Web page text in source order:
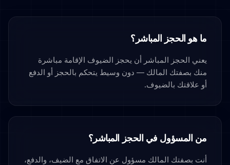
ما هو الحجز المباشر؟
يعني الحجز المباشر أن يحجز الضيوف الإقامة مباشرة
منك بصفتك المالك — دون وسيط يتحكم بالحجز أو الدفع
أو علاقتك بالضيوف.
من المسؤول في الحجز المباشر؟
أنت بصفتك المالك مسؤول عن الاتفاق مع الضيف، والدفع،